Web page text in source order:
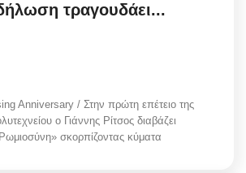
τραγουδάει...
Anniversary / Στην πρώτη επέτειο της
ο Γιάννης Ρίτσος διαβάζει
σκορπίζοντας κύματα